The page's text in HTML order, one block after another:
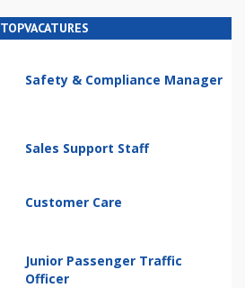
TOPVACATURES
Safety & Compliance Manager
Sales Support Staff
Customer Care
Junior Passenger Traffic
Officer